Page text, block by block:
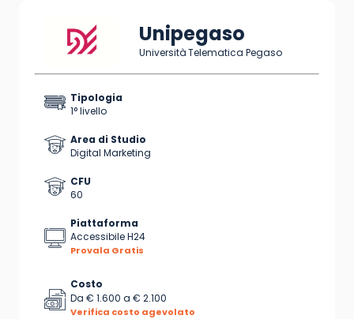
Unipegaso
Università Telematica Pegaso
Tipologia
1° livello
Area di Studio
Digital Marketing
CFU
60
Piattaforma
Accessibile H24
Provala Gratis
Costo
Da € 1.600 a € 2.100
Verifica costo agevolato